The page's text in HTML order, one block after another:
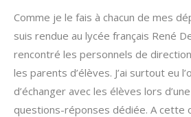
Comme je le fais à chacun de mes
suis rendue au lycée français René
rencontré les personnels de
les parents d’élèves. J’ai surtout eu
d’échanger avec les élèves lors
questions-réponses dédiée. A cette